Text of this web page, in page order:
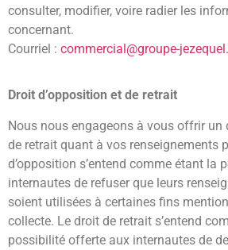
consulter, modifier, voire radier les
concernant.
Courriel : commercial@groupe-
Droit d’opposition et de retrait
Nous nous engageons à vous offrir un
de retrait quant à vos renseignements
d’opposition s’entend comme étant la
internautes de refuser que leurs
soient utilisées à certaines fins
collecte. Le droit de retrait s’entend
possibilité offerte aux internautes de